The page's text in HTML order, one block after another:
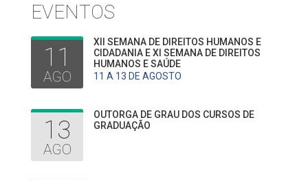
EVENTOS
11
AGO
XII SEMANA DE DIREITOS HUMANOS E
CIDADANIA E XI SEMANA DE DIREITOS
HUMANOS E SAÚDE
11 A 13 DE AGOSTO
13
AGO
OUTORGA DE GRAU DOS CURSOS DE
GRADUAÇÃO